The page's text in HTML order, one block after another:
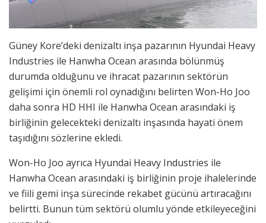
Güney Kore’deki denizaltı inşa pazarının Hyundai Heavy
Industries ile Hanwha Ocean arasında bölünmüş
durumda olduğunu ve ihracat pazarının sektörün
gelişimi için önemli rol oynadığını belirten Won-Ho Joo
daha sonra HD HHI ile Hanwha Ocean arasındaki iş
birliğinin gelecekteki denizaltı inşasında hayati önem
taşıdığını sözlerine ekledi.
Won-Ho Joo ayrıca Hyundai Heavy Industries ile
Hanwha Ocean arasındaki iş birliğinin proje ihalelerinde
ve fiili gemi inşa sürecinde rekabet gücünü artıracağını
belirtti. Bunun tüm sektörü olumlu yönde etkileyeceğini